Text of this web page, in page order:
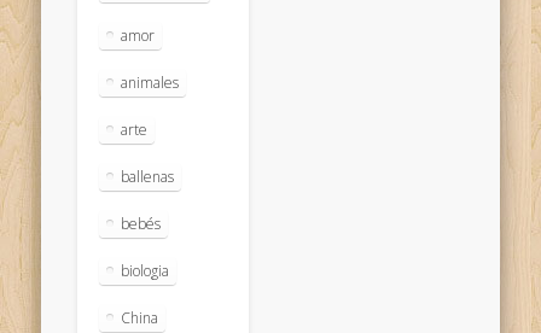
amor
animales
arte
ballenas
bebés
biologia
China